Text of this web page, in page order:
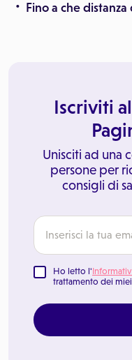
Fino a che
Iscriviti
Unisciti ad una
persone per
consigli di
Ho letto l'
trattamento dei